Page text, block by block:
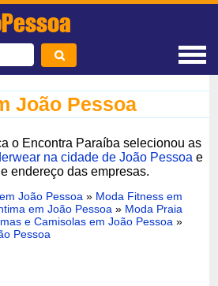
João Pessoa
o Encontra Paraíba selecionou as
na cidade de João Pessoa e
endereço das empresas.
João Pessoa » Moda Fitness em
em João Pessoa » Moda Praia
e Camisolas em João Pessoa »
Pessoa